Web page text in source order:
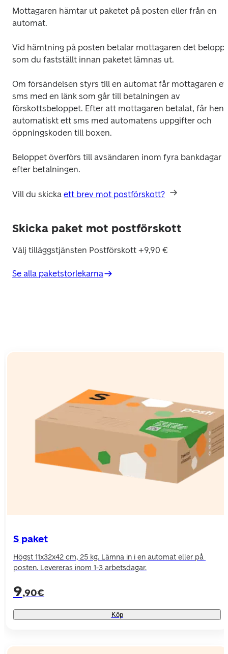
Mottagaren hämtar ut paketet på posten eller från en
automat.
Vid hämtning på posten betalar mottagaren det belopp
som du fastställt innan paketet lämnas ut.
Om försändelsen styrs till en automat får mottagaren
sms med en länk som går till betalningen av
förskottsbeloppet. Efter att mottagaren betalat, får hen
automatiskt ett sms med automatens uppgifter och
öppningskoden till boxen.
Beloppet överförs till avsändaren inom fyra bankdagar
efter betalningen.
Vill du skicka ett brev mot postförskott?
Skicka paket mot postförskott
Välj tilläggstjänsten Postförskott +9,90 €
Se alla paketstorlekarna
S paket
Högst 11x32x42 cm, 25 kg. Lämna in i en automat eller på
posten. Levereras inom 1-3 arbetsdagar.
9,90€
Köp